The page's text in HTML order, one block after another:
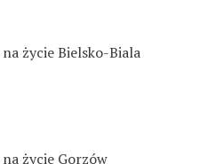
życie Bielsko-Biala
życie Gorzów